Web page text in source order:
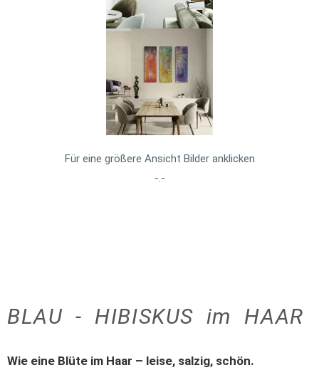
Für eine größere Ansicht Bilder anklicken
-.-
BLAU - HIBISKUS im HAAR
Wie eine Blüte im Haar – leise, salzig, schön.